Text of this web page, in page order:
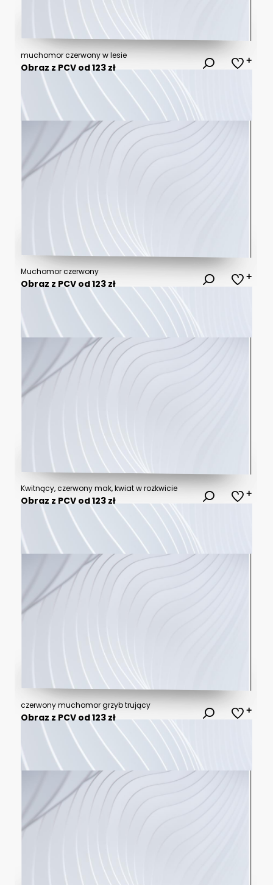
muchomor czerwony w lesie
Obraz z PCV od 123 zł
Muchomor czerwony
Obraz z PCV od 123 zł
Kwitnący, czerwony mak, kwiat w rozkwicie
Obraz z PCV od 123 zł
czerwony muchomor grzyb trujący
Obraz z PCV od 123 zł